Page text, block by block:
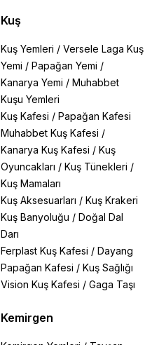
Kuş
Kuş Yemleri / Versele Laga Kuş
Yemi / Papağan Yemi /
Kanarya Yemi / Muhabbet
Kuşu Yemleri
Kuş Kafesi / Papağan Kafesi
Muhabbet Kuş Kafesi /
Kanarya Kuş Kafesi / Kuş
Oyuncakları / Kuş Tünekleri /
Kuş Mamaları
Kuş Aksesuarları / Kuş Krakeri
Kuş Banyoluğu / Doğal Dal
Darı
Ferplast Kuş Kafesi / Dayang
Papağan Kafesi / Kuş Sağlığı
Vision Kuş Kafesi / Gaga Taşı
Kemirgen